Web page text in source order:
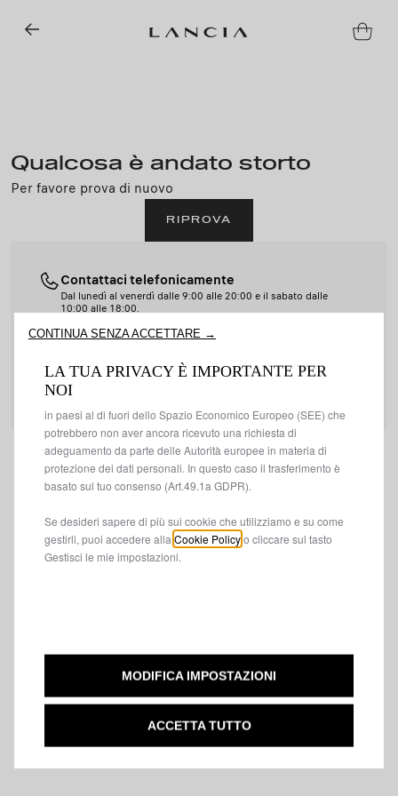
Qualcosa è andato storto
Per favore prova di nuovo
RIPROVA
Contattaci telefonicamente
Dal lunedì al venerdì dalle 9:00 alle 20:00 e il sabato dalle
10:00 alle 18:00.
Contattaci tramite e-mail
support@shop-lancia.it
CONTINUA SENZA ACCETTARE →
LA TUA PRIVACY È IMPORTANTE PER
NOI
nostro sito. I cookie ci permettono di garantire le funzionalità
fondamentali per la sicurezza, la gestione della rete e
l’accessibilità del sito. I cookie migliorano l’usabilità e le
prestazioni attraverso varie funzionalità come ad esempio le
impostazioni della lingua, i risultati delle ricerche e quindi
migliorano la tua esperienza. Il sito può anche utilizzare cookie
di terze parti per inviarti messaggi promozionali personalizzati.
Alcuni cookie potrebbero essere trattati da terze parti con sede
in paesi al di fuori dello Spazio Economico Europeo (SEE) che
potrebbero non aver ancora ricevuto una richiesta di
adeguamento da parte delle Autorità europee in materia di
protezione dei dati personali. In questo caso il trasferimento è
basato sul tuo consenso (Art.49.1a GDPR).
Se desideri sapere di più sui cookie che utilizziamo e su come
gestirli, puoi accedere alla Cookie Policyo cliccare sul tasto
Gestisci le mie impostazioni.
MODIFICA IMPOSTAZIONI
ACCETTA TUTTO